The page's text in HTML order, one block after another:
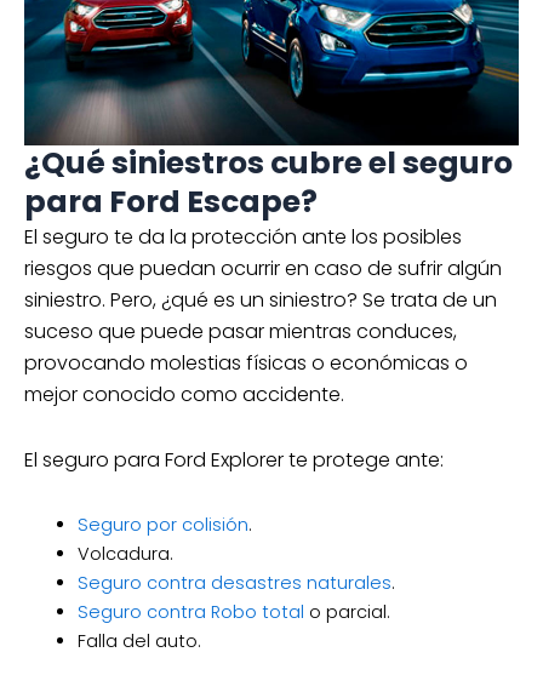
¿Qué siniestros cubre el seguro
para Ford Escape?
El seguro te da la protección ante los posibles
riesgos que puedan ocurrir en caso de sufrir algún
siniestro. Pero, ¿qué es un siniestro? Se trata de un
suceso que puede pasar mientras conduces,
provocando molestias físicas o económicas o
mejor conocido como accidente.
El seguro para Ford Explorer te protege ante:
Seguro por colisión.
Volcadura.
Seguro contra desastres naturales.
Seguro contra Robo total o parcial.
Falla del auto.